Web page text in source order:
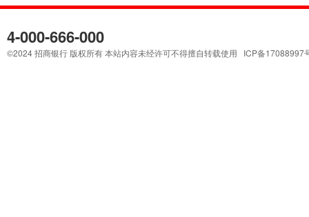
4-000-666-000
©2024 招商银行 版权所有 本站内容未经许可不得擅自转载使用 ICP备17088997